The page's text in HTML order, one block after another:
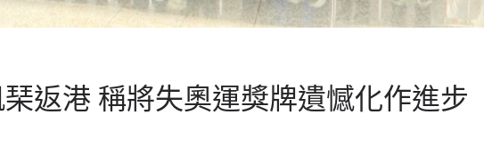
返港 稱將失奧運獎牌遺憾化作進步